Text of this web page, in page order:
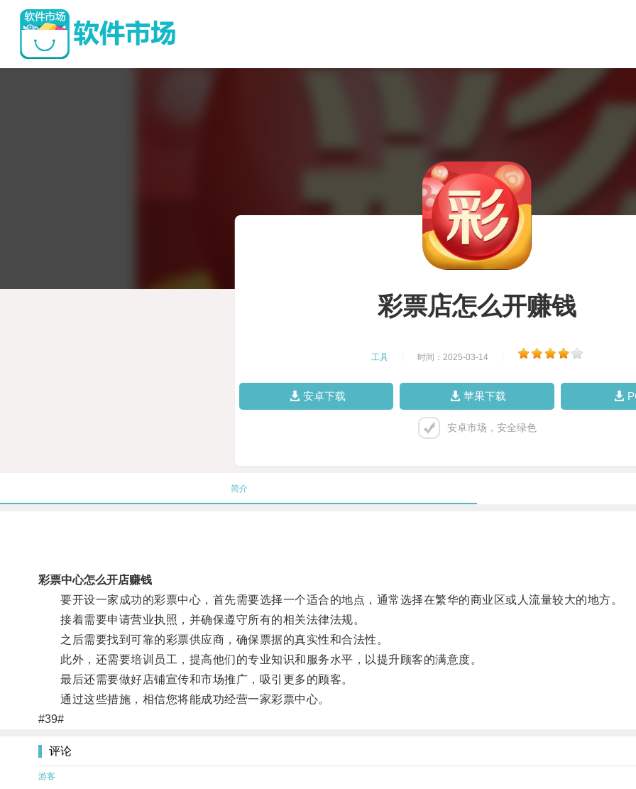
彩票店怎么开赚钱
工具 时间：2025-03-14
安卓下载 苹果下载
安卓市场，安全绿色
简介
彩票中心怎么开店赚钱
要开设一家成功的彩票中心，首先需要选择一个适合的地点，通常选择在繁华的商业区或人流量较大的地方。
接着需要申请营业执照，并确保遵守所有的相关法律法规。
之后需要找到可靠的彩票供应商，确保票据的真实性和合法性。
此外，还需要培训员工，提高他们的专业知识和服务水平，以提升顾客的满意度。
最后还需要做好店铺宣传和市场推广，吸引更多的顾客。
通过这些措施，相信您将能成功经营一家彩票中心。
#39#
评论
游客